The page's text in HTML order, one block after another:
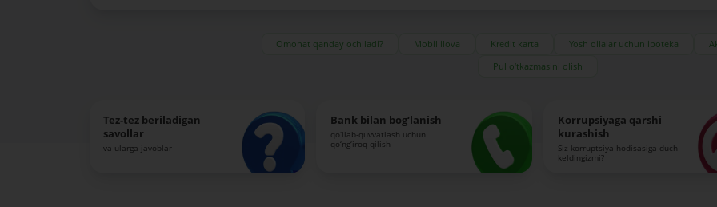
Omonat qanday ochiladi? Mobil ilova Kredit karta Yosh oilalar uchun ipoteka
Pul o‘tkazmasini olish
Tez-tez beriladigan
savollar
va ularga javoblar
Bank bilan bog‘lanish
qo‘llab-quvvatlash uchun
qo‘ng‘iroq qilish
Korrupsiyaga qarshi
kurashish
Siz korruptsiya hodisasiga duch
keldingizmi?